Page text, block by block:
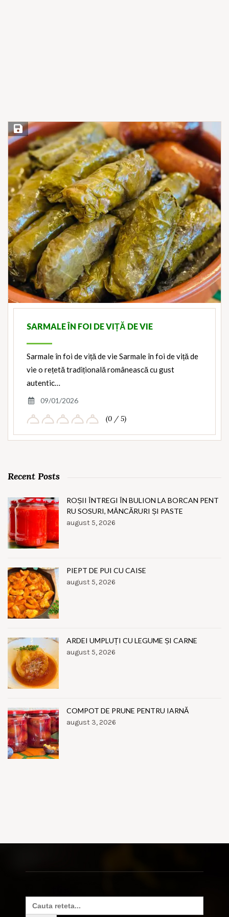
Save Recipe
SARMALE ÎN FOI DE VIȚĂ DE VIE
Sarmale în foi de viță de vie Sarmale în foi de viță de
vie o rețetă tradițională românească cu gust
autentic…
09/01/2026
(0 / 5)
Recent Posts
ROȘII ÎNTREGI ÎN BULION LA BORCAN PENT
RU SOSURI, MÂNCĂRURI ȘI PASTE
august 5, 2026
PIEPT DE PUI CU CAISE
august 5, 2026
ARDEI UMPLUȚI CU LEGUME ȘI CARNE
august 5, 2026
COMPOT DE PRUNE PENTRU IARNĂ
august 3, 2026
Search
for: